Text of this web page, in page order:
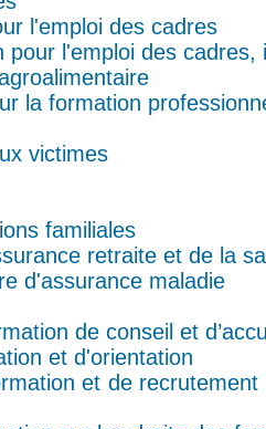
l'emploi des cadres
pour l'emploi des
la formation
victimes
familiales
retraite et de la
d'assurance maladie
de conseil et
et d'orientation
et de